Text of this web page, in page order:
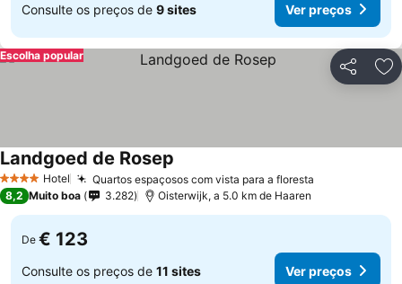
Consulte os preços de 9 sites Ver preços
Partilhar
Escolha popular
4 EstrelasHotel Quartos espaçosos com vista para a floresta
Landgoed de Rosep
8,2 Muito boa 3.282 Oisterwijk, a 5.0 km de Haaren
De € 123
Consulte os preços de 11 sites Ver preços